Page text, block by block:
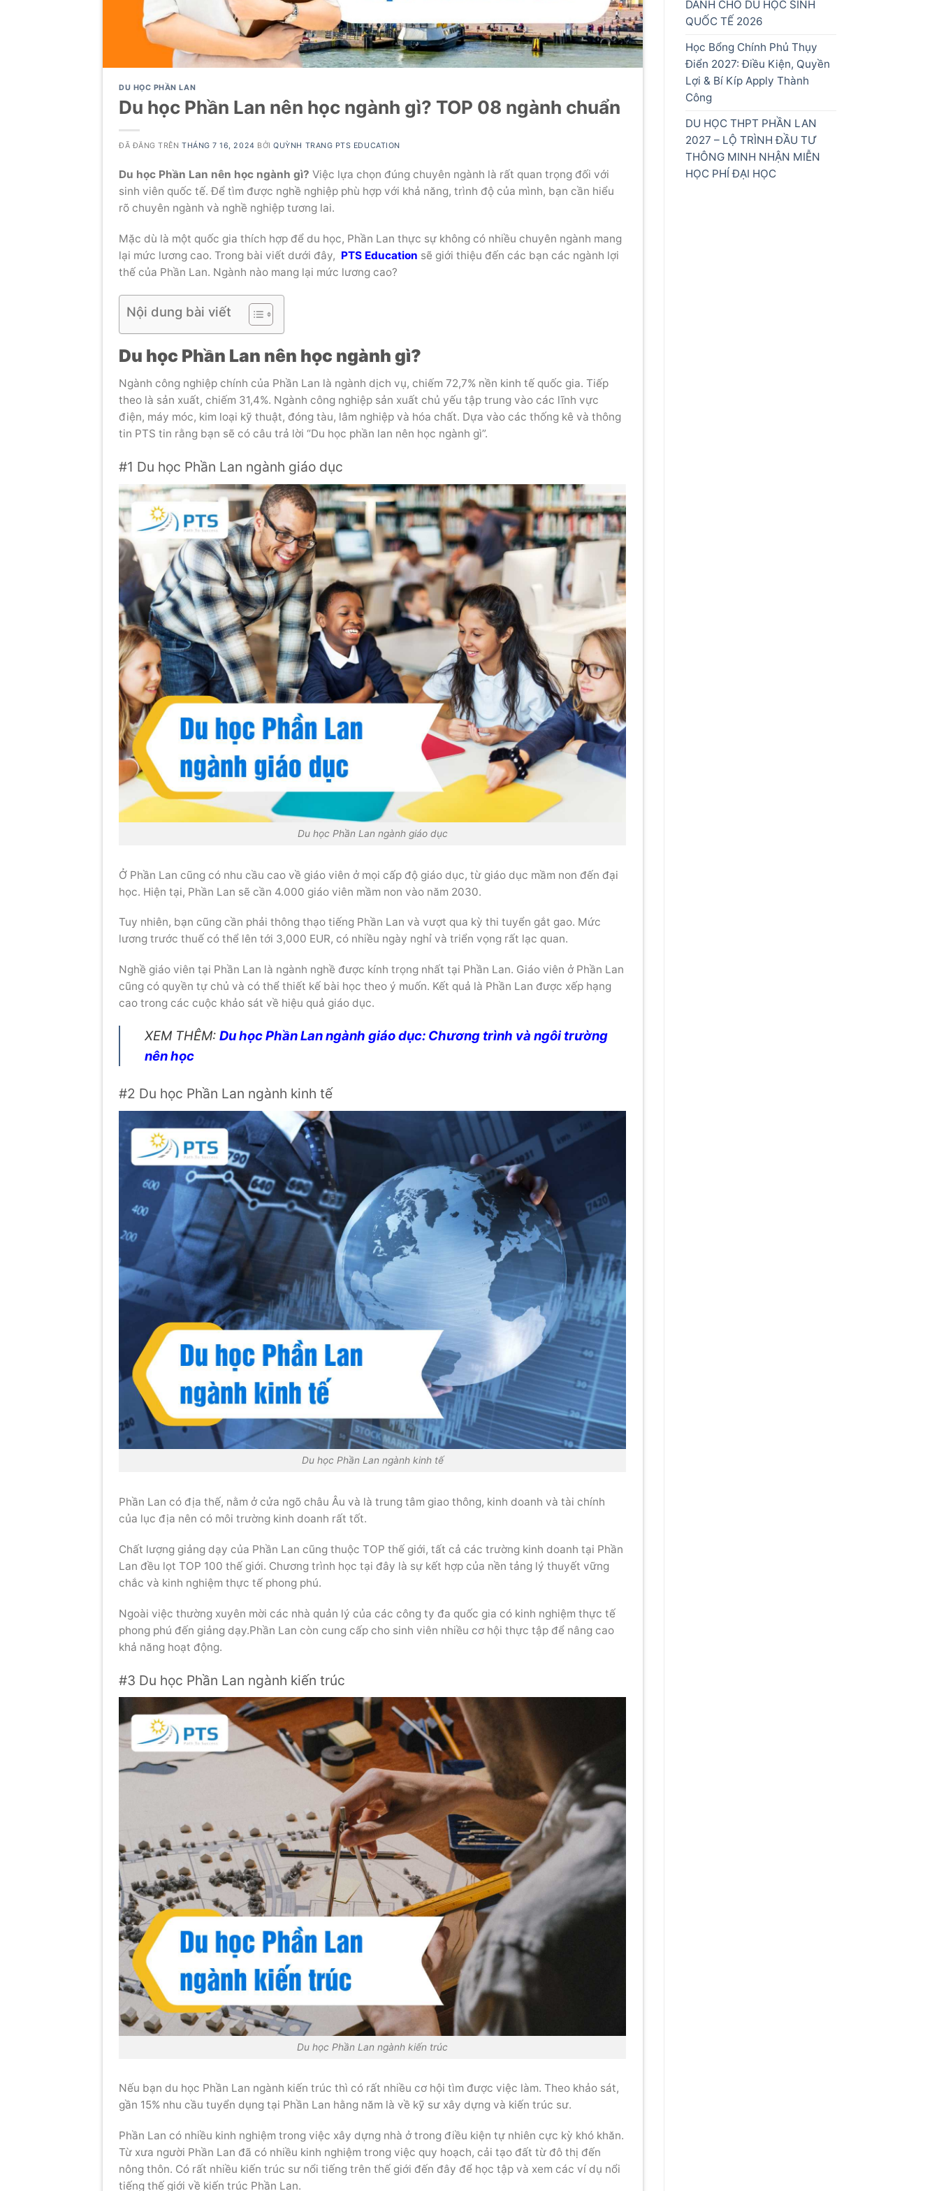
DU HỌC PHẦN LAN
Du học Phần Lan nên học ngành gì? TOP 08 ngành chuẩn
ĐÃ ĐĂNG TRÊNTHÁNG 7 16, 2024 BỞIQUỲNH TRANG PTS EDUCATION
Du học Phần Lan nên học ngành gì? Việc lựa chọn đúng chuyên ngành là rất quan trọng đối với
sinh viên quốc tế. Để tìm được nghề nghiệp phù hợp với khả năng, trình độ của mình, bạn cần hiểu
rõ chuyên ngành và nghề nghiệp tương lai.
Mặc dù là một quốc gia thích hợp để du học, Phần Lan thực sự không có nhiều chuyên ngành mang
lại mức lương cao. Trong bài viết dưới đây, PTS Education sẽ giới thiệu đến các bạn các ngành lợi
thế của Phần Lan. Ngành nào mang lại mức lương cao?
Nội dung bài viết
Du học Phần Lan nên học ngành gì?
Ngành công nghiệp chính của Phần Lan là ngành dịch vụ, chiếm 72,7% nền kinh tế quốc gia. Tiếp
theo là sản xuất, chiếm 31,4%. Ngành công nghiệp sản xuất chủ yếu tập trung vào các lĩnh vực
điện, máy móc, kim loại kỹ thuật, đóng tàu, lâm nghiệp và hóa chất. Dựa vào các thống kê và thông
tin PTS tin rằng bạn sẽ có câu trả lời “Du học phần lan nên học ngành gì”.
#1 Du học Phần Lan ngành giáo dục
Du học Phần Lan ngành giáo dục
Ở Phần Lan cũng có nhu cầu cao về giáo viên ở mọi cấp độ giáo dục, từ giáo dục mầm non đến đại
học. Hiện tại, Phần Lan sẽ cần 4.000 giáo viên mầm non vào năm 2030.
Tuy nhiên, bạn cũng cần phải thông thạo tiếng Phần Lan và vượt qua kỳ thi tuyển gắt gao. Mức
lương trước thuế có thể lên tới 3,000 EUR, có nhiều ngày nghỉ và triển vọng rất lạc quan.
Nghề giáo viên tại Phần Lan là ngành nghề được kính trọng nhất tại Phần Lan. Giáo viên ở Phần Lan
cũng có quyền tự chủ và có thể thiết kế bài học theo ý muốn. Kết quả là Phần Lan được xếp hạng
cao trong các cuộc khảo sát về hiệu quả giáo dục.
XEM THÊM: Du học Phần Lan ngành giáo dục: Chương trình và ngôi trường
nên học
#2 Du học Phần Lan ngành kinh tế
Du học Phần Lan ngành kinh tế
Phần Lan có địa thế, nằm ở cửa ngõ châu Âu và là trung tâm giao thông, kinh doanh và tài chính
của lục địa nên có môi trường kinh doanh rất tốt.
Chất lượng giảng dạy của Phần Lan cũng thuộc TOP thế giới, tất cả các trường kinh doanh tại Phần
Lan đều lọt TOP 100 thế giới. Chương trình học tại đây là sự kết hợp của nền tảng lý thuyết vững
chắc và kinh nghiệm thực tế phong phú.
Ngoài việc thường xuyên mời các nhà quản lý của các công ty đa quốc gia có kinh nghiệm thực tế
phong phú đến giảng dạy.Phần Lan còn cung cấp cho sinh viên nhiều cơ hội thực tập để nâng cao
khả năng hoạt động.
#3 Du học Phần Lan ngành kiến trúc
Du học Phần Lan ngành kiến trúc
Nếu bạn du học Phần Lan ngành kiến trúc thì có rất nhiều cơ hội tìm được việc làm. Theo khảo sát,
gần 15% nhu cầu tuyển dụng tại Phần Lan hằng năm là về kỹ sư xây dựng và kiến trúc sư.
Phần Lan có nhiều kinh nghiệm trong việc xây dựng nhà ở trong điều kiện tự nhiên cực kỳ khó khăn.
Từ xưa người Phần Lan đã có nhiều kinh nghiệm trong việc quy hoạch, cải tạo đất từ đô thị đến
nông thôn. Có rất nhiều kiến ​​trúc sư nổi tiếng trên thế giới đến đây để học tập và xem các ví dụ nổi
tiếng thế giới về kiến ​​trúc Phần Lan.
DÀNH CHO DU HỌC SINH
QUỐC TẾ 2026
Học Bổng Chính Phủ Thụy
Điển 2027: Điều Kiện, Quyền
Lợi & Bí Kíp Apply Thành
Công
DU HỌC THPT PHẦN LAN
2027 – LỘ TRÌNH ĐẦU TƯ
THÔNG MINH NHẬN MIỄN
HỌC PHÍ ĐẠI HỌC